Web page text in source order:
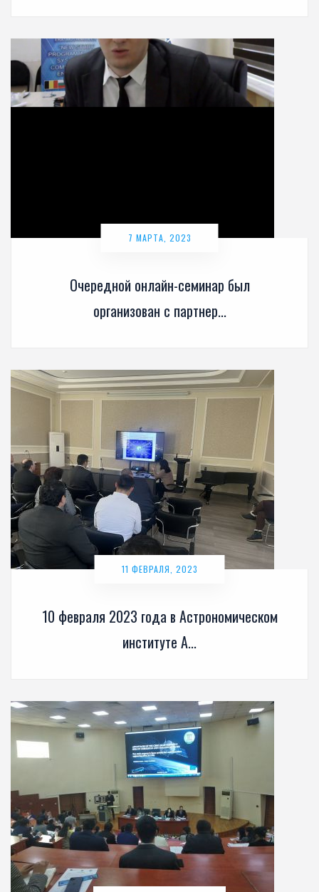
Очередной онлайн-семинар был
организован с партнер...
7 МАРТА, 2023
10 февраля 2023 года в Астрономическом
институте А...
11 ФЕВРАЛЯ, 2023